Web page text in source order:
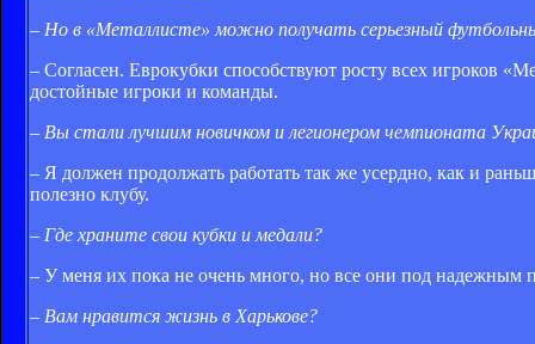
– Но в «Металлисте» можно получать серьезный
– Согласен. Еврокубки способствуют росту всех игроков
достойные игроки и команды.
– Вы стали лучшим новичком и легионером чемпионата
– Я должен продолжать работать так же усердно, как и
полезно клубу.
– Где храните свои кубки и медали?
– У меня их пока не очень много, но все они под надежным
– Вам нравится жизнь в Харькове?